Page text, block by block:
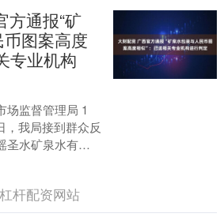
方通报“矿
图案高度
专业机构
场监督管理局 1
，我局接到群众反
圣水矿泉水有限
泉"饮用天然泉
杠杆配资网站